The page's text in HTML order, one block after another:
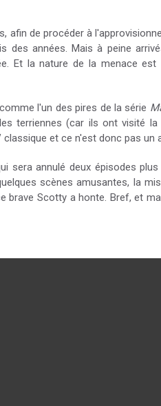
afin de procéder à
années. Mais à peine
Et la nature de la menace est
l'un des pires de la série
terriennes (car ils ont visité la
et ce n'est donc pas un
sera annulé deux épisodes
scènes amusantes, la
Scotty a honte. Bref, et